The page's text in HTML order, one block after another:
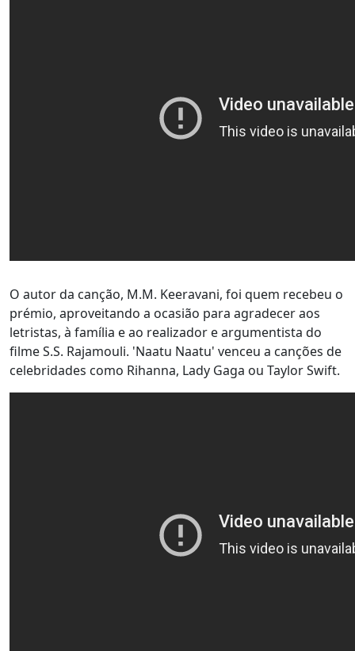
O autor da canção, M.M. Keeravani, foi quem recebeu o
prémio, aproveitando a ocasião para agradecer aos
letristas, à família e ao realizador e argumentista do
filme S.S. Rajamouli. 'Naatu Naatu' venceu a canções de
celebridades como Rihanna, Lady Gaga ou Taylor Swift.